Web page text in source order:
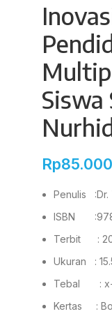
Rp85.000
Penulis :Dr.
ISBN
Terbit :
Ukuran :
Tebal :
Kertas :